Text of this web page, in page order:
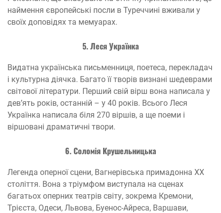
наймення європейські посли в Туреччині вживали у
своїх доповідях та мемуарах.
5. Леся Українка
Видатна українська письменниця, поетеса, перекладач
і культурна діячка. Багато її творів визнані шедеврами
світової літератури. Перший свій вірш вона написала у
дев’ять років, останній – у 40 років. Всього Леся
Українка написала біля 270 віршів, а ще поеми і
віршовані драматичні твори.
6. Соломія Крушельницька
Легенда оперної сцени, Вагнерівська примадонна XX
століття. Вона з тріумфом виступала на сценах
багатьох оперних театрів світу, зокрема Кремони,
Трієста, Одеси, Львова, Буенос-Айреса, Варшави,